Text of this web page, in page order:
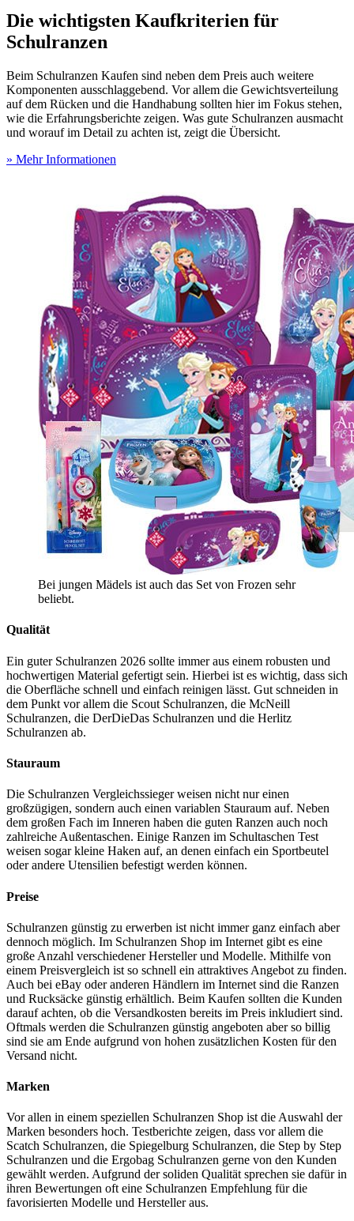
Die wichtigsten Kaufkriterien für
Schulranzen
Beim Schulranzen Kaufen sind neben dem Preis auch weitere
Komponenten ausschlaggebend. Vor allem die Gewichtsverteilung
auf dem Rücken und die Handhabung sollten hier im Fokus stehen,
wie die Erfahrungsberichte zeigen. Was gute Schulranzen ausmacht
und worauf im Detail zu achten ist, zeigt die Übersicht.
» Mehr Informationen
Bei jungen Mädels ist auch das Set von Frozen sehr
beliebt.
Qualität
Ein guter Schulranzen 2026 sollte immer aus einem robusten und
hochwertigen Material gefertigt sein. Hierbei ist es wichtig, dass sich
die Oberfläche schnell und einfach reinigen lässt. Gut schneiden in
dem Punkt vor allem die Scout Schulranzen, die McNeill
Schulranzen, die DerDieDas Schulranzen und die Herlitz
Schulranzen ab.
Stauraum
Die Schulranzen Vergleichssieger weisen nicht nur einen
großzügigen, sondern auch einen variablen Stauraum auf. Neben
dem großen Fach im Inneren haben die guten Ranzen auch noch
zahlreiche Außentaschen. Einige Ranzen im Schultaschen Test
weisen sogar kleine Haken auf, an denen einfach ein Sportbeutel
oder andere Utensilien befestigt werden können.
Preise
Schulranzen günstig zu erwerben ist nicht immer ganz einfach aber
dennoch möglich. Im Schulranzen Shop im Internet gibt es eine
große Anzahl verschiedener Hersteller und Modelle. Mithilfe von
einem Preisvergleich ist so schnell ein attraktives Angebot zu finden.
Auch bei eBay oder anderen Händlern im Internet sind die Ranzen
und Rucksäcke günstig erhältlich. Beim Kaufen sollten die Kunden
darauf achten, ob die Versandkosten bereits im Preis inkludiert sind.
Oftmals werden die Schulranzen günstig angeboten aber so billig
sind sie am Ende aufgrund von hohen zusätzlichen Kosten für den
Versand nicht.
Marken
Vor allen in einem speziellen Schulranzen Shop ist die Auswahl der
Marken besonders hoch. Testberichte zeigen, dass vor allem die
Scatch Schulranzen, die Spiegelburg Schulranzen, die Step by Step
Schulranzen und die Ergobag Schulranzen gerne von den Kunden
gewählt werden. Aufgrund der soliden Qualität sprechen sie dafür in
ihren Bewertungen oft eine Schulranzen Empfehlung für die
favorisierten Modelle und Hersteller aus.